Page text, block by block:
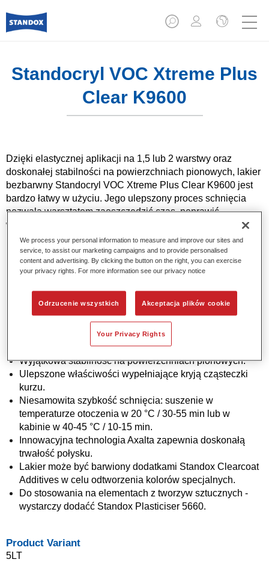
Standocryl VOC Xtreme Plus
Clear K9600
Dzięki elastycznej aplikacji na 1,5 lub 2 warstwy oraz
doskonałej stabilności na powierzchniach pionowych, lakier
bezbarwny Standocryl VOC Xtreme Plus Clear K9600 jest
bardzo łatwy w użyciu. Jego ulepszony proces schnięcia
pozwala warsztatom zaoszczędzić czas, poprawić
wydajność i zminimalizować zużycie energii.
Product Features
Stosując go w ramach systemu Standox Xtreme nie ma
Proste proporcje mieszania 2:1 ze wszystkimi
utwardzaczami z serii Xtreme.
Elastyczna aplikacja na 1,5 lub 2 warstwy daje więcej
opcji dopasowania kolorów stosowanych przez
producentów samochodów.
Wyjątkowa stabilność na powierzchniach pionowych.
Ulepszone właściwości wypełniające kryją cząsteczki
kurzu.
Niesamowita szybkość schnięcia: suszenie w
temperaturze otoczenia w 20 °C / 30-55 min lub w
kabinie w 40-45 °C / 10-15 min.
Innowacyjna technologia Axalta zapewnia doskonałą
trwałość połysku.
Lakier może być barwiony dodatkami Standox Clearcoat
Additives w celu odtworzenia kolorów specjalnych.
Do stosowania na elementach z tworzyw sztucznych -
wystarczy dodaćć Standox Plasticiser 5660.
Product Variant
5LT
We process your personal information to measure and improve our sites and
service, to assist our marketing campaigns and to provide personalised
content and advertising. By clicking the button on the right, you can exercise
your privacy rights. For more information see our privacy notice
Odrzucenie wszystkich Akceptacja plików cookie
Your Privacy Rights